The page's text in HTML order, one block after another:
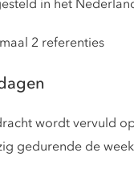
in het
2 referenties
wordt vervuld
gedurende de